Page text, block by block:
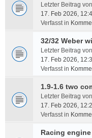
Letzter Beitrag von
17. Feb 2026,
Verfasst in
32/32 Weber
Letzter Beitrag von
17. Feb 2026,
Verfasst in
1.9-1.6 two
Letzter Beitrag von
17. Feb 2026,
Verfasst in
Racing engine